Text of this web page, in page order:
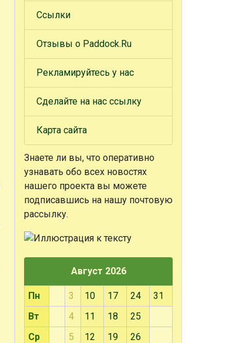
Ссылки
Отзывы о Paddock.Ru
Рекламируйтесь у нас
Сделайте на нас ссылку
Карта сайта
Знаете ли вы, что оперативно
узнавать обо всех новостях
нашего проекта вы можете
подписавшись на нашу почтовую
рассылку.
Август 2026
Пн 3 10 17 24
31
Вт
4 11 18
25
Ср
5 12 19
26